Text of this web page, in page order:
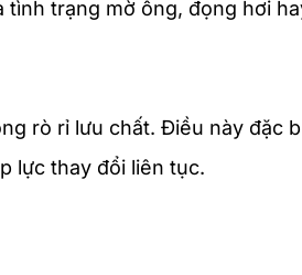
tình trạng mờ ống, đọng hơi
rò rỉ lưu chất. Điều này đặc
lực thay đổi liên tục.